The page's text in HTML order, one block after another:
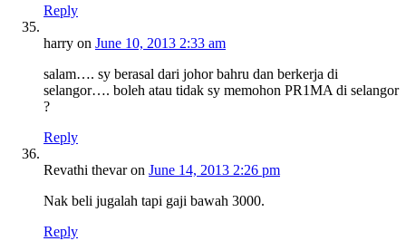
Reply
harry on June 10, 2013 2:33 am
salam…. sy berasal dari johor bahru dan berkerja di
selangor…. boleh atau tidak sy memohon PR1MA di selangor
?
Reply
Revathi thevaron June 14, 2013 2:26 pm
Nak beli jugalah tapi gaji bawah 3000.
Reply